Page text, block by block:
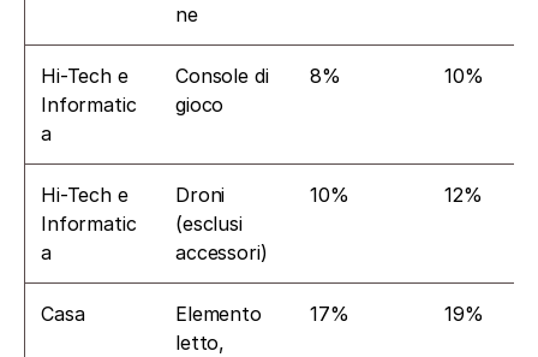
ne
Hi-Tech e
Informatic
a
Console di
gioco
8% 10%
Hi-Tech e
Informatic
a
Droni
(esclusi
accessori)
10% 12%
Casa
Elemento
letto,
17% 19%